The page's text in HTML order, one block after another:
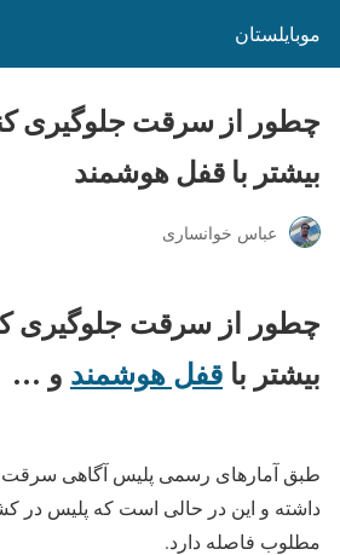
موبایلستان
چطور از سرقت جلوگیری
بیشتر با قفل هوشمند
عباس خوانساری
چطور از سرقت جلوگیری
بیشتر با قفل هوشمند و …
طبق آمارهای رسمی پلیس آگاهی سرقت
داشته و این در حالی است که پلیس در
مطلوب فاصله دارد.